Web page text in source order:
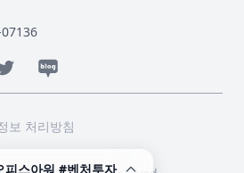
Naver
보 처리방침
피스아워 #벤처투자